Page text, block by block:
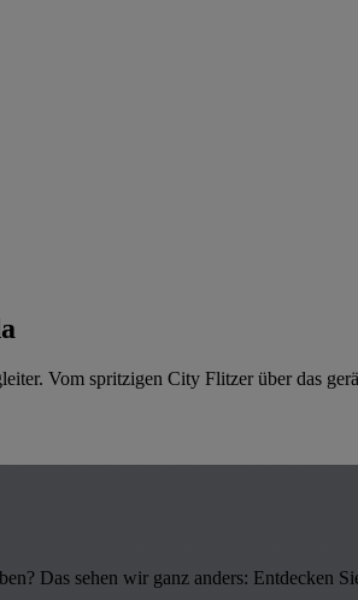
Vom spritzigen City Flitzer über das
Das sehen wir ganz anders: Entdecken